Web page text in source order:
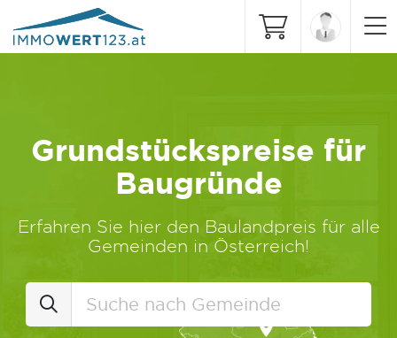
Grundstückspreise für
Baugründe
Erfahren Sie hier den Baulandpreis für alle
Gemeinden in Österreich!